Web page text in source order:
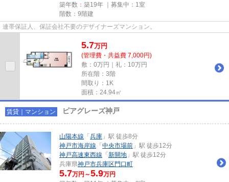
築年数：築19年 ｜募集中： 1室
階数：9階建
連帯保証人、保証会社不要のデザイナーズマンション。
5.7万円
(管理費・共益費 7,000円)
敷：0万円｜礼：10万円
所在階：3階
間取り：1K
面積：24.94㎡
賃貸｜マンション ピアグレーズ神戸
山陽本線 「 兵庫 」駅 徒歩8分
神戸市海岸線 「 中央市場前 」駅 徒歩12分
神戸高速東西線 「 新開地 」駅 徒歩12分
兵庫県神戸市兵庫区門口町
5.7万円～5.9万円